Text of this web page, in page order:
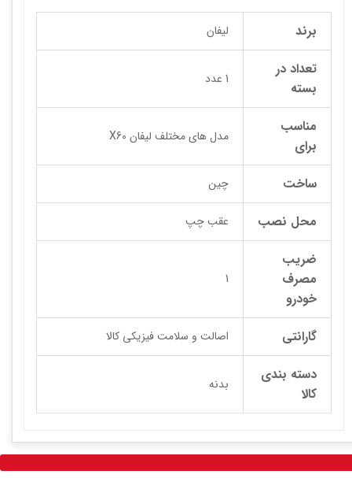
برند لیفان
تعداد در
بسته
1 عدد
مناسب
برای
مدل های مختلف لیفان X60
ساخت چین
محل نصب عقب چپ
ضریب
مصرف
خودرو
1
گارانتی اصالت و سلامت فیزیکی کالا
دسته بندی
کالا
بدنه